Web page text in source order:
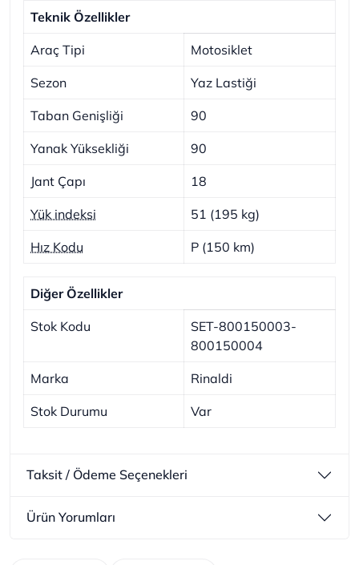
Teknik Özellikler
Araç Tipi Motosiklet
Sezon Yaz Lastiği
Taban Genişliği 90
Yanak Yüksekliği 90
Jant Çapı 18
Yük indeksi 51 (195 kg)
Hız Kodu P (150 km)
Diğer Özellikler
Stok Kodu
SET-800150003-
800150004
Marka Rinaldi
Stok Durumu Var
Taksit / Ödeme Seçenekleri
Ürün Yorumları